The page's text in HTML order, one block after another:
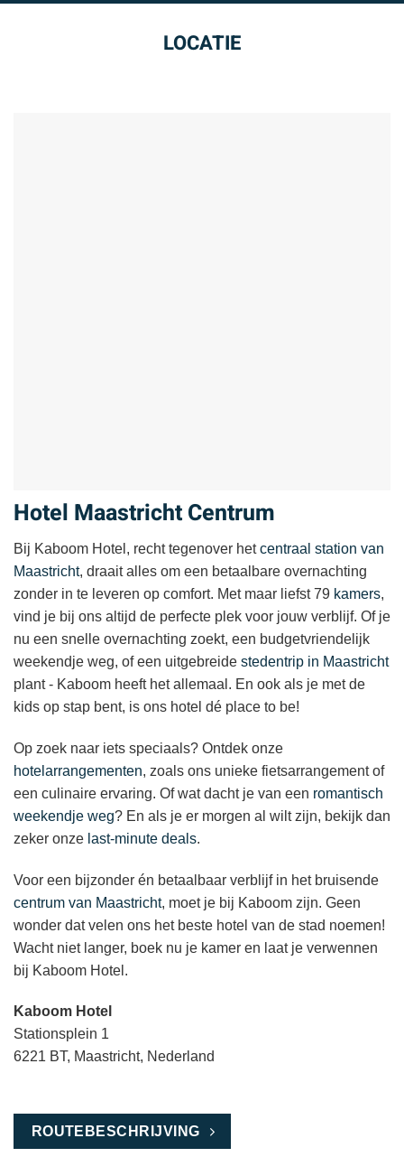
LOCATIE
Hotel Maastricht Centrum
Bij Kaboom Hotel, recht tegenover hetcentraal station van
Maastricht, draait alles om een betaalbare overnachting
zonder in te leveren op comfort. Met maar liefst 79 kamers,
vind je bij ons altijd de perfecte plek voor jouw verblijf. Of je
nu een snelle overnachting zoekt, een budgetvriendelijk
weekendje weg, of een uitgebreide stedentrip in Maastricht
plant - Kaboom heeft het allemaal. En ook als je met de
kids op stap bent, is ons hotel dé place to be!
Op zoek naar iets speciaals? Ontdek onze
hotelarrangementen, zoals ons unieke fietsarrangement of
een culinaire ervaring. Of wat dacht je van een romantisch
weekendje weg? En als je er morgen al wilt zijn, bekijk dan
zeker onze last-minute deals.
Voor een bijzonder én betaalbaar verblijf in het bruisende
centrum van Maastricht, moet je bij Kaboom zijn. Geen
wonder dat velen ons het beste hotel van de stad noemen!
Wacht niet langer, boek nu je kamer en laat je verwennen
bij Kaboom Hotel.
Kaboom Hotel
Stationsplein 1
6221 BT, Maastricht, Nederland
ROUTEBESCHRIJVING